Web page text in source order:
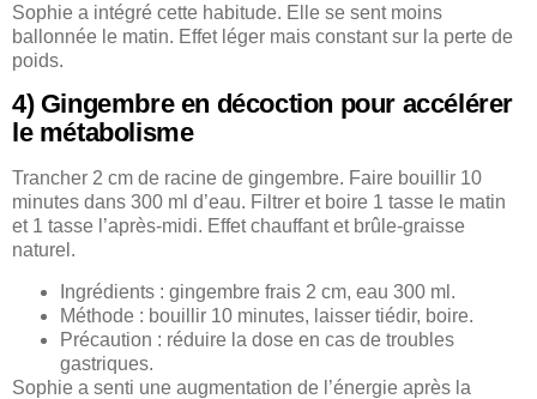
Sophie a intégré cette habitude. Elle se sent moins
ballonnée le matin. Effet léger mais constant sur la perte de
poids.
4) Gingembre en décoction pour accélérer
le métabolisme
Trancher 2 cm de racine de gingembre. Faire bouillir 10
minutes dans 300 ml d’eau. Filtrer et boire 1 tasse le matin
et 1 tasse l’après-midi. Effet chauffant et brûle-graisse
naturel.
Ingrédients : gingembre frais 2 cm, eau 300 ml.
Méthode : bouillir 10 minutes, laisser tiédir, boire.
Précaution : réduire la dose en cas de troubles
gastriques.
Sophie a senti une augmentation de l’énergie après la